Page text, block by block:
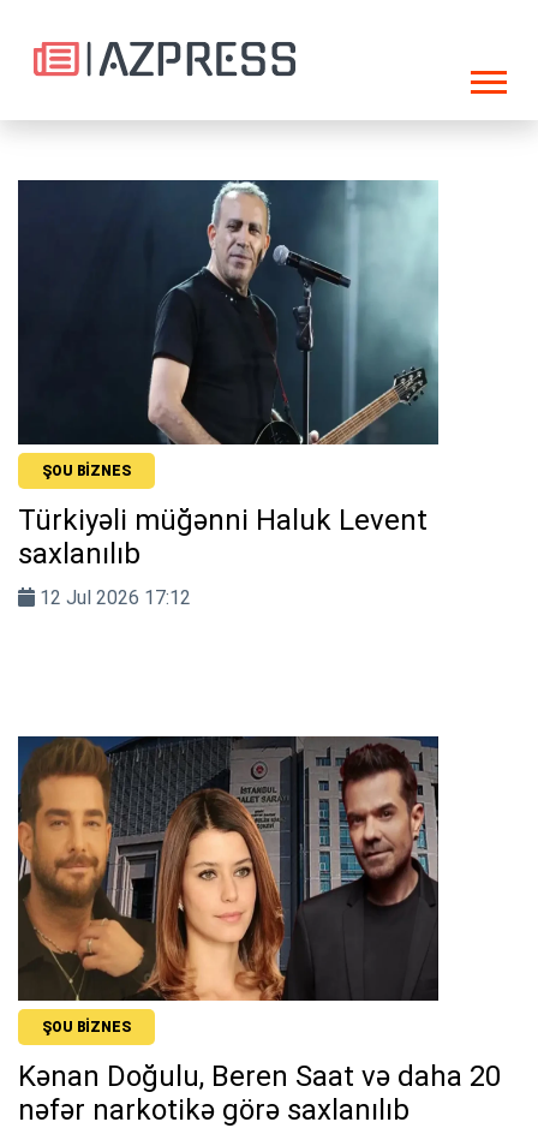
ŞOU BIZNES
Türkiyəli müğənni Haluk Levent
saxlanılıb
12 Jul 2026 17:12
ŞOU BIZNES
Kənan Doğulu, Beren Saat və daha 20
nəfər narkotikə görə saxlanılıb